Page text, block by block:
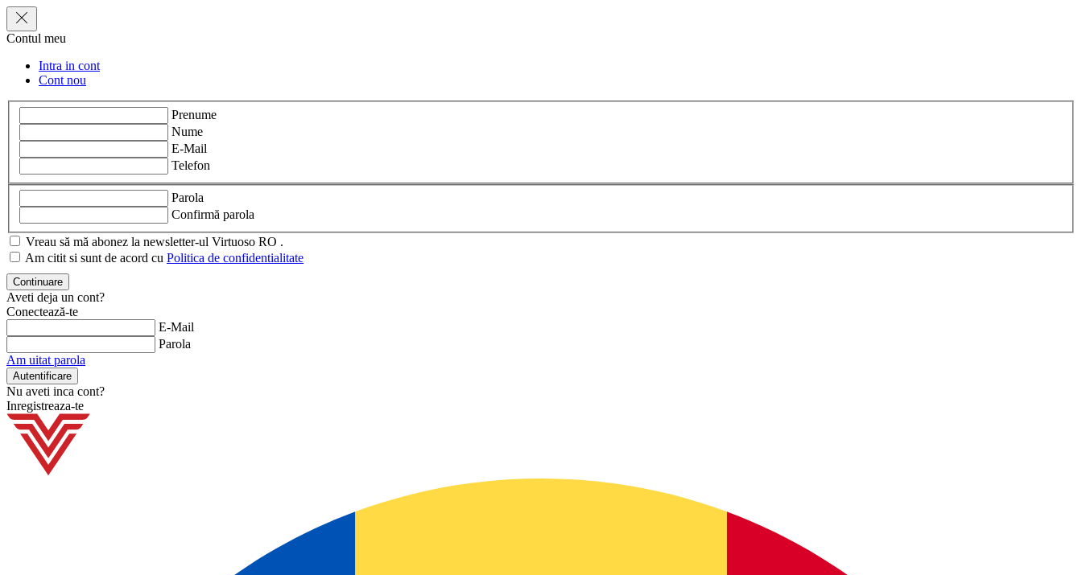
Contul meu
Intra in cont
Cont nou
Prenume
Nume
E-Mail
Telefon
Parola
Confirmă parola
Vreau să mă abonez la newsletter-ul Virtuoso RO .
Am citit si sunt de acord cu Politica de confidentialitate
Aveti deja un cont?
Conectează-te
E-Mail
Parola
Am uitat parola
Nu aveti inca cont?
Inregistreaza-te